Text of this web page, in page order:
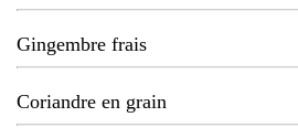
Gingembre frais
Coriandre en grain